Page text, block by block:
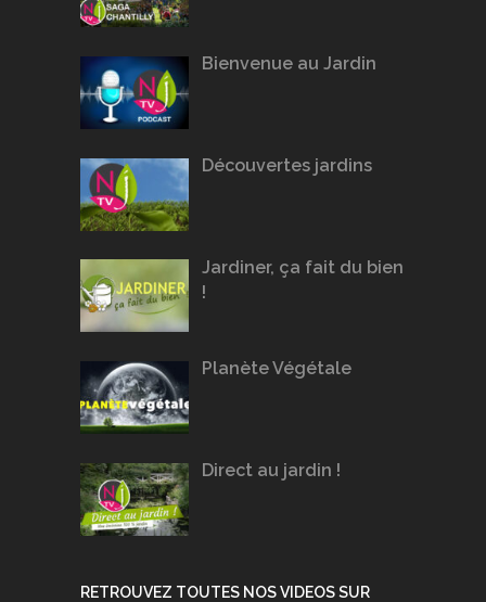
Bienvenue au Jardin
Découvertes jardins
Jardiner, ça fait du bien
!
Planète Végétale
Direct au jardin !
RETROUVEZ TOUTES NOS VIDEOS SUR